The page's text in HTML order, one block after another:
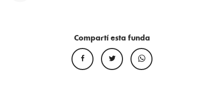
Compartí esta funda